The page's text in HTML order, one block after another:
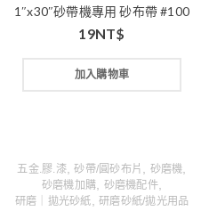
1″x30″砂帶機專用 砂布帶 #100
19NT$
加入購物車
五金.膠.漆,砂帶/圓砂布片 砂磨機
砂磨機加購 砂磨機配件,
研磨｜拋光砂紙 研磨砂紙/拋光用品